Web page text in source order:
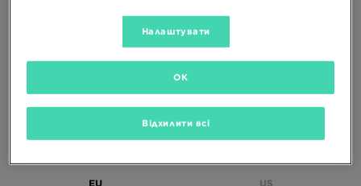
EU US
Налаштувати
Відхилити всі
OK